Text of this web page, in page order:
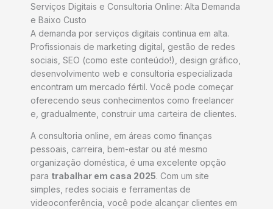
Serviços Digitais e Consultoria Online: Alta Demanda
e Baixo Custo
A demanda por serviços digitais continua em alta.
Profissionais de marketing digital, gestão de redes
sociais, SEO (como este conteúdo!), design gráfico,
desenvolvimento web e consultoria especializada
encontram um mercado fértil. Você pode começar
oferecendo seus conhecimentos como freelancer
e, gradualmente, construir uma carteira de clientes.
A consultoria online, em áreas como finanças
pessoais, carreira, bem-estar ou até mesmo
organização doméstica, é uma excelente opção
para trabalhar em casa 2025. Com um site
simples, redes sociais e ferramentas de
videoconferência, você pode alcançar clientes em